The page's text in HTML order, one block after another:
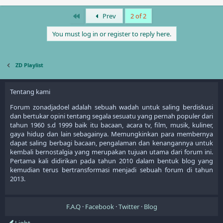
Prev
2 of 2
You must log in or register to reply here.
ZD Playlist
Tentang kami
Forum zonadjadoel adalah sebuah wadah untuk saling berdiskusi
dan bertukar opini tentang segala sesuatu yang pernah populer dari
tahun 1960 s.d 1999 baik itu bacaan, acara tv, film, musik, kuliner,
gaya hidup dan lain sebagainya. Memungkinkan para membernya
dapat saling berbagi bacaan, pengalaman dan kenangannya untuk
kembali bernostalgia yang merupakan tujuan utama dari forum ini.
Pertama kali didirikan pada tahun 2010 dalam bentuk blog yang
kemudian terus bertransformasi menjadi sebuah forum di tahun
2013.
F.A.Q Facebook Twitter Blog